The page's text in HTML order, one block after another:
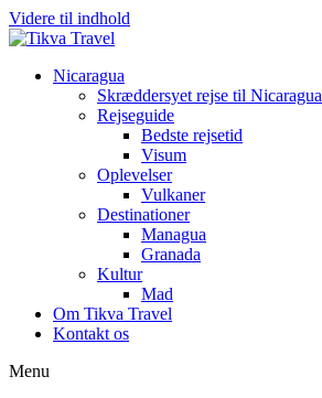
Videre til indhold
Nicaragua
Skræddersyet rejse til Nicaragua
Rejseguide
Bedste rejsetid
Visum
Oplevelser
Vulkaner
Destinationer
Managua
Granada
Kultur
Mad
Om Tikva Travel
Kontakt os
Menu